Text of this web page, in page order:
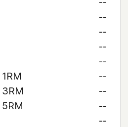
--
--
--
--
--
--
--
--